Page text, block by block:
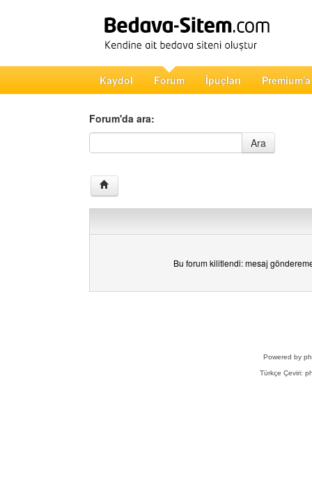
Kaydol Forum İpuçları
Forum'da ara:
Forum'da ara
Ara
Bu forum kilitlendi: mesaj
Powered by
Türkçe Çeviri: